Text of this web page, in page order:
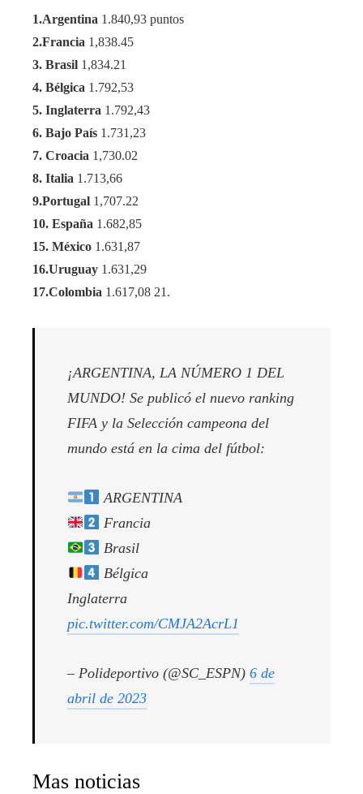
1.Argentina 1.840,93 puntos
2.Francia 1,838.45
3. Brasil 1,834.21
4. Bélgica 1.792,53
5. Inglaterra 1.792,43
6. Bajo País 1.731,23
7. Croacia 1,730.02
8. Italia 1.713,66
9.Portugal 1,707.22
10. España 1.682,85
15. México 1.631,87
16.Uruguay 1.631,29
17.Colombia 1.617,08 21.
¡ARGENTINA, LA NÚMERO 1 DEL
MUNDO! Se publicó el nuevo ranking
FIFA y la Selección campeona del
mundo está en la cima del fútbol:
ARGENTINA
Francia
Brasil
Bélgica
Inglaterra
pic.twitter.com/CMJA2AcrL1
– Polideportivo (@SC_ESPN) 6 de
abril de 2023
Mas noticias